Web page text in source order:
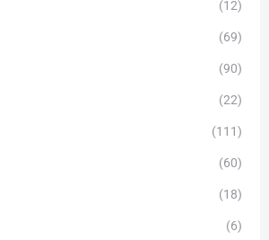
(12)
(69)
(90)
(22)
(111)
(60)
(18)
(6)